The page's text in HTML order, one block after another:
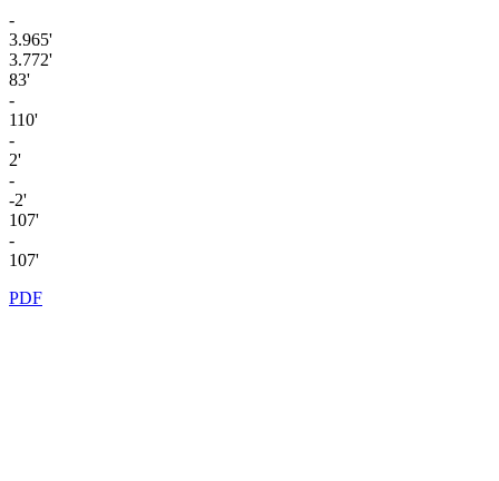
-
3.965'
3.772'
83'
-
110'
-
2'
-
-2'
107'
-
107'
PDF